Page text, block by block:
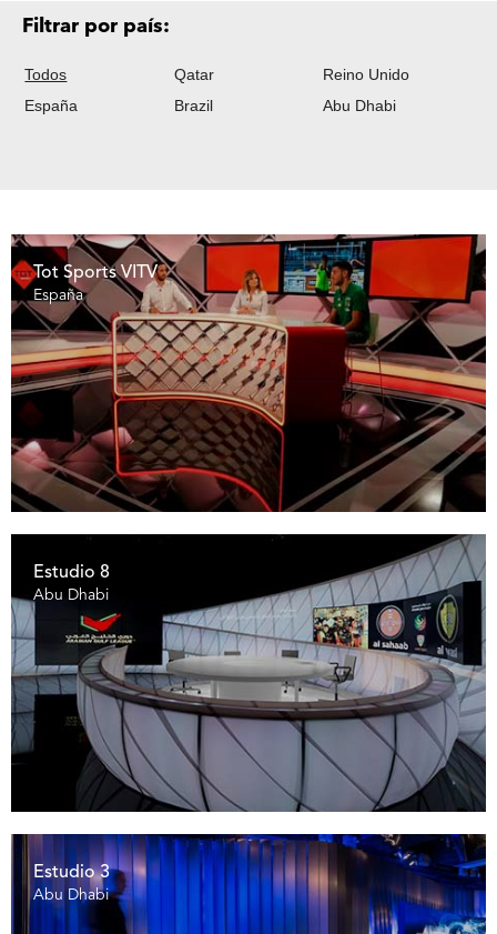
Filtrar por país:
Todos Qatar
Reino Unido
España
Brazil Abu Dhabi
España
Tot Sports VITV
Abu Dhabi
Estudio 8
Abu Dhabi
Estudio 3